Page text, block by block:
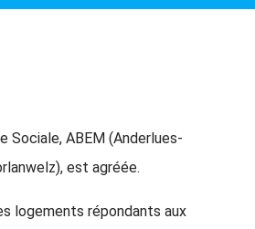
Sociale, ABEM (Anderlues-
est agréée.
logements répondants aux